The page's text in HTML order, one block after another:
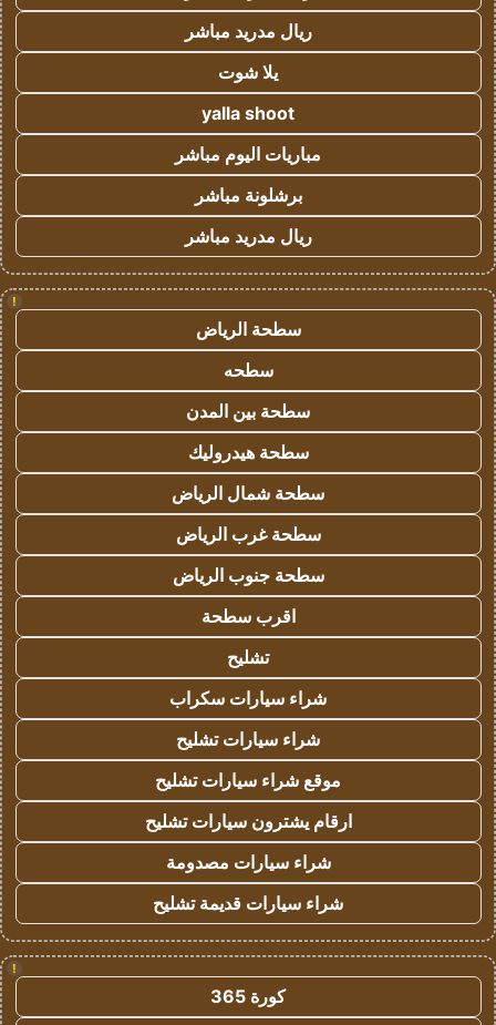
ريال مدريد مباشر
يلا شوت
yalla shoot
مباريات اليوم مباشر
برشلونة مباشر
ريال مدريد مباشر
!
سطحة الرياض
سطحه
سطحة بين المدن
سطحة هيدروليك
سطحة شمال الرياض
سطحة غرب الرياض
سطحة جنوب الرياض
اقرب سطحة
تشليح
شراء سيارات سكراب
شراء سيارات تشليح
موقع شراء سيارات تشليح
ارقام يشترون سيارات تشليح
شراء سيارات مصدومة
شراء سيارات قديمة تشليح
!
كورة 365